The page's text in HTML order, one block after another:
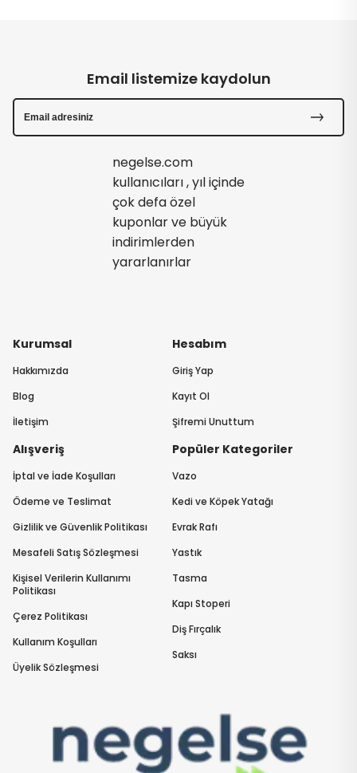
Kurumsal
Hakkımızda
Blog
İletişim
Hesabım
Giriş Yap
Kayıt Ol
Şifremi Unuttum
Alışveriş
İptal ve İade Koşulları
Ödeme ve Teslimat
Gizlilik ve Güvenlik Politikası
Mesafeli Satış Sözleşmesi
Kişisel Verilerin Kullanımı
Politikası
Çerez Politikası
Kullanım Koşulları
Üyelik Sözleşmesi
Popüler Kategoriler
Vazo
Kedi ve Köpek Yatağı
Evrak Rafı
Yastık
Tasma
Kapı Stoperi
Diş Fırçalık
Saksı
Email listemize kaydolun
negelse.com
kullanıcıları , yıl içinde
çok defa özel
kuponlar ve büyük
indirimlerden
yararlanırlar